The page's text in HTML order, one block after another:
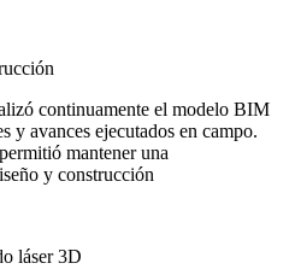
continuamente el modelo BIM
y avances ejecutados en campo.
mantener una
y construcción
láser 3D